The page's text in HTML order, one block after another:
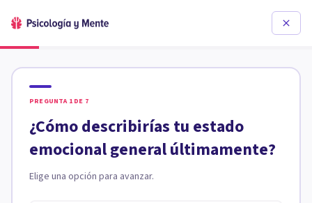
PREGUNTA 1 DE 7
¿Cómo describirías tu estado
emocional general últimamente?
Elige una opción para avanzar.